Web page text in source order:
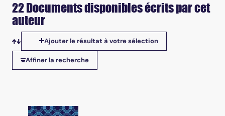
22 Documents disponibles écrits par cet
auteur
Tris disponibles
Ajouter le résultat à votre sélection
Affiner la recherche